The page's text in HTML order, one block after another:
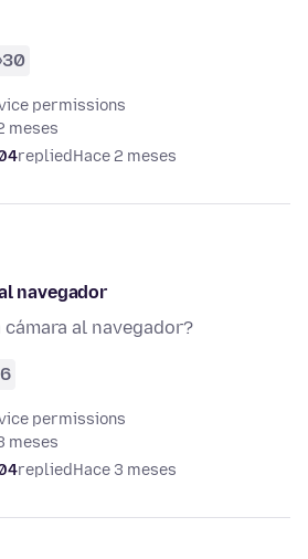
30
permissions
meses
repliedHace 2 meses
navegador
al navegador?
6
permissions
meses
repliedHace 3 meses